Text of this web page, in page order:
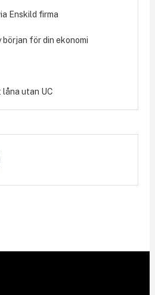
Enskild firma
början för din ekonomi
utan UC